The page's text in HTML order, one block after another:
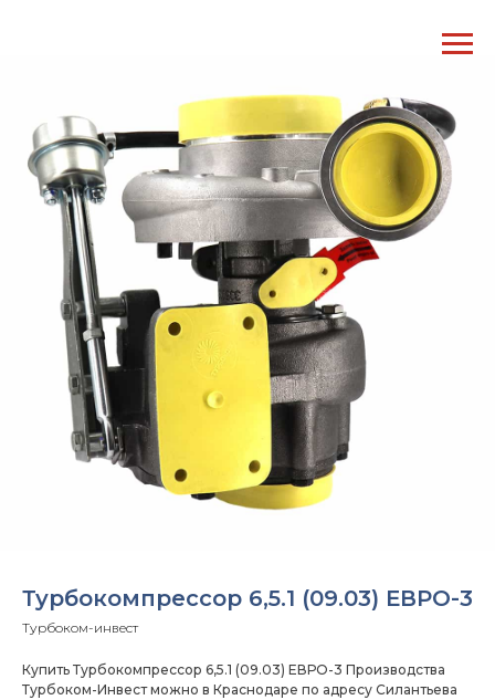
Турбокомпрессор 6,5.1 (09.03) ЕВРО-3
Турбоком-инвест
Купить Турбокомпрессор 6,5.1 (09.03) ЕВРО-3 Производства
Турбоком-Инвест можно в Краснодаре по адресу Силантьева